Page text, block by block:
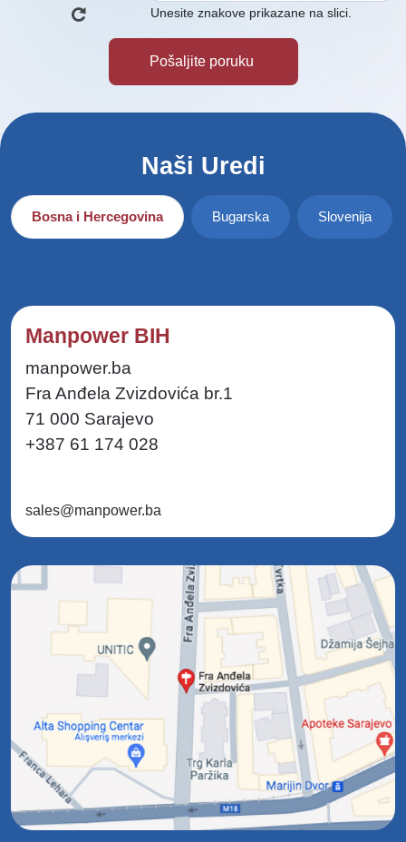
Unesite znakove prikazane na slici.
Naši Uredi
Bosna i Hercegovina Bugarska Slovenija
Manpower BIH
manpower.ba
Fra Anđela Zvizdovića br.1
71 000 Sarajevo
+387 61 174 028
sales@manpower.ba